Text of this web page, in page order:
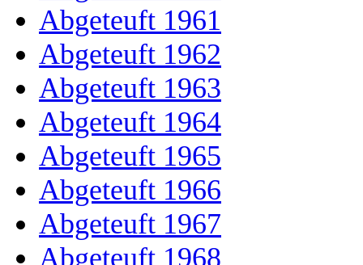
Abgeteuft 1961
Abgeteuft 1962
Abgeteuft 1963
Abgeteuft 1964
Abgeteuft 1965
Abgeteuft 1966
Abgeteuft 1967
Abgeteuft 1968